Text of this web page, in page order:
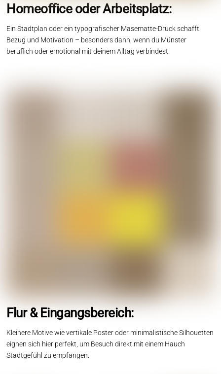
Homeoffice oder Arbeitsplatz:
Ein Stadtplan oder ein typografischer Masematte-Druck schafft
Bezug und Motivation – besonders dann, wenn du Münster
beruflich oder emotional mit deinem Alltag verbindest.
Flur & Eingangsbereich:
Kleinere Motive wie vertikale Poster oder minimalistische Silhouetten
eignen sich hier perfekt, um Besuch direkt mit einem Hauch
Stadtgefühl zu empfangen.